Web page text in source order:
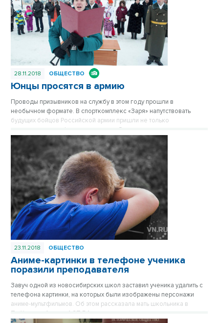
28.11.2018 ОБЩЕСТВО
Юнцы просятся в армию
Проводы призывников на службу в этом году прошли в
необычном формате. В спорткомплекс «Заря» напутствовать
будущих бойцов Российской армии пришли не только
родственники и официальные лица. Отнюдь не второстепенными
героями праздника стали... школьники.
23.11.2018 ОБЩЕСТВО
Аниме-картинки в телефоне ученика
поразили преподавателя
Завуч одной из новосибирских школ заставил ученика удалить с
телефона картинки, на которых были изображены персонажи
аниме-мультфильмов. Об этом рассказала мать школьника в
Twitter, сообщает «АСТ-54».